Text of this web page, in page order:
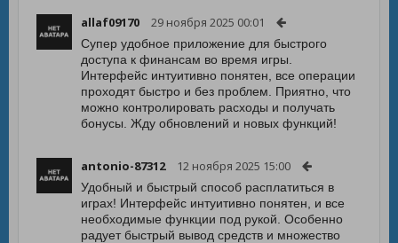
allaf09170 29 ноября 2025 00:01
Супер удобное приложение для быстрого
доступа к финансам во время игры.
Интерфейс интуитивно понятен, все операции
проходят быстро и без проблем. Приятно, что
можно контролировать расходы и получать
бонусы. Жду обновлений и новых функций!
antonio-87312 12 ноября 2025 15:00
Удобный и быстрый способ расплатиться в
играх! Интерфейс интуитивно понятен, и все
необходимые функции под рукой. Особенно
радует быстрый вывод средств и множество